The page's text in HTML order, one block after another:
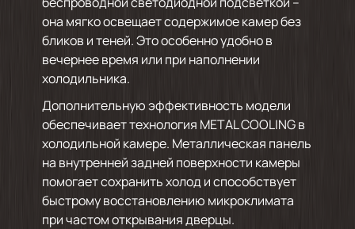
она мягко освещает содержимое камер без
бликов и теней. Это особенно удобно в
вечернее время или при наполнении
холодильника.
Дополнительную эффективность модели
обеспечивает технология METAL COOLING в
холодильной камере. Металлическая панель
на внутренней задней поверхности камеры
помогает сохранить холод и способствует
быстрому восстановлению микроклимата
при частом открывания дверцы.